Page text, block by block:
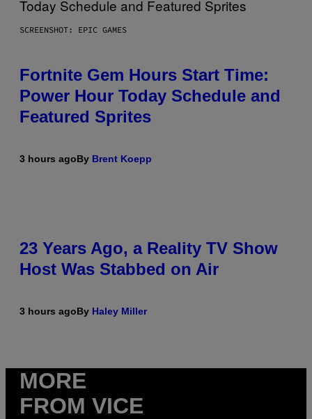
SCREENSHOT: EPIC GAMES
Fortnite Gem Hours Start Time:
Power Hour Today Schedule and
Featured Sprites
3 hours agoBy Brent Koepp
23 Years Ago, a Reality TV Show
Host Was Stabbed on Air
3 hours agoBy Haley Miller
MORE
FROM VICE